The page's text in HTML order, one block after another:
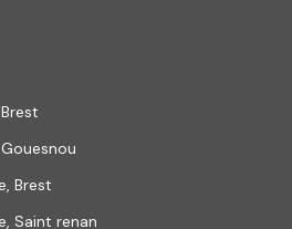
Brest
Saint renan